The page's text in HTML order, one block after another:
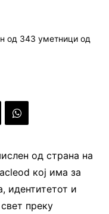
од страна на
кој има за
идентитетот и
преку